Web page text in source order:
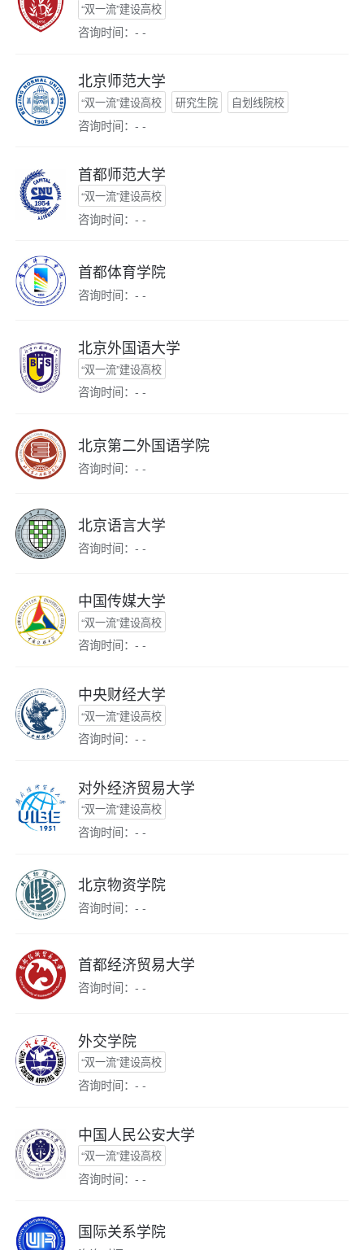
“双一流”建设高校
咨询时间：- -
北京师范大学
“双一流”建设高校 研究生院 自划线院校
咨询时间：- -
首都师范大学
“双一流”建设高校
咨询时间：- -
首都体育学院
咨询时间：- -
北京外国语大学
“双一流”建设高校
咨询时间：- -
北京第二外国语学院
咨询时间：- -
北京语言大学
咨询时间：- -
中国传媒大学
“双一流”建设高校
咨询时间：- -
中央财经大学
“双一流”建设高校
咨询时间：- -
对外经济贸易大学
“双一流”建设高校
咨询时间：- -
北京物资学院
咨询时间：- -
首都经济贸易大学
咨询时间：- -
外交学院
“双一流”建设高校
咨询时间：- -
中国人民公安大学
“双一流”建设高校
咨询时间：- -
国际关系学院